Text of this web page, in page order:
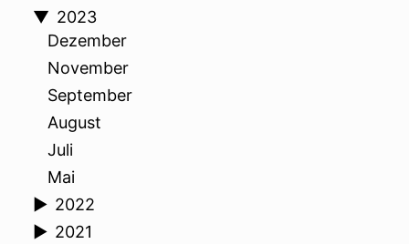
▼ 2023
Dezember
November
September
August
Juli
Mai
► 2022
► 2021